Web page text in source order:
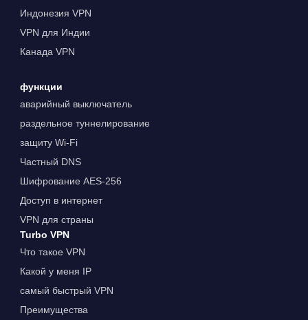
Индонезия VPN
VPN для Индии
Канада VPN
функции
аварийный выключатель
раздельное туннелирование
защиту Wi-Fi
Частный DNS
Шифрование AES-256
Доступ в интернет
VPN для страны
Turbo VPN
Что такое VPN
Какой у меня IP
самый быстрый VPN
Преимущества